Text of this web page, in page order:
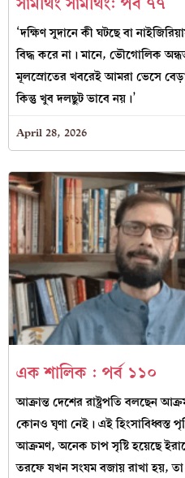
‘দক্ষিণ সুদানে কী ঘটছে বা
বিদ্ধ করে না। মানে, ভৌগোলিক
মূলস্রোতের খবরেই আমরা ভেসে
কিন্তু খুব দলছুট ভাবে নয়।’
April 28, 2026
এক শালিক : পর্ব ১১০
আক্রান্ত দেশের রাষ্ট্রপতি বলছেন
কোনও ঘৃণা নেই। এই হিংসাবিধ্বস্ত
আক্রমণ, অনেক চাপ সৃষ্টি হয়েছে
তরফে যখন সংযম বজায় রাখা হয়, তা